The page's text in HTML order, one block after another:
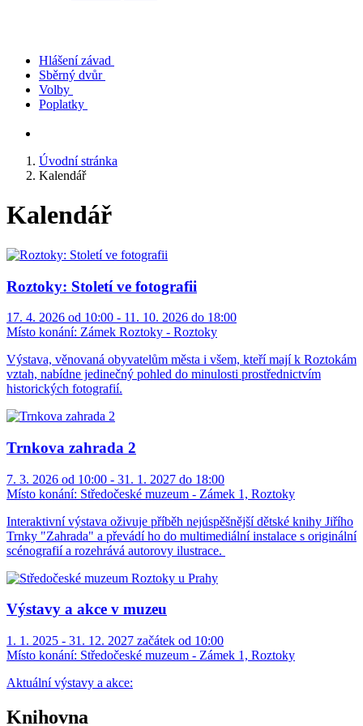
Hlášení závad
Sběrný dvůr
Volby
Poplatky
Úvodní stránka
Kalendář
Kalendář
Roztoky: Století ve fotografii
17. 4. 2026 od 10:00 - 11. 10. 2026 do 18:00
Místo konání: Zámek Roztoky - Roztoky
Výstava, věnovaná obyvatelům města i všem, kteří mají k Roztokám
vztah, nabídne jedinečný pohled do minulosti prostřednictvím
historických fotografií.
Trnkova zahrada 2
7. 3. 2026 od 10:00 - 31. 1. 2027 do 18:00
Místo konání: Středočeské muzeum - Zámek 1, Roztoky
Interaktivní výstava oživuje příběh nejúspěšnější dětské knihy Jiřího
Trnky "Zahrada" a převádí ho do multimediální instalace s originální
scénografií a rozehrává autorovy ilustrace.
Výstavy a akce v muzeu
1. 1. 2025 - 31. 12. 2027 začátek od 10:00
Místo konání: Středočeské muzeum - Zámek 1, Roztoky
Aktuální výstavy a akce:
Knihovna